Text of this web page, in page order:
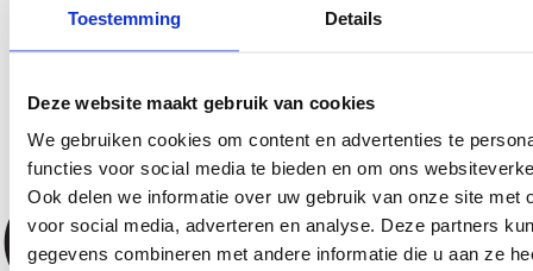
Toestemming Details
Deze website maakt gebruik van cookies
We gebruiken cookies om content en advertenties te
functies voor social media te bieden en om ons
Ook delen we informatie over uw gebruik van onze site met
voor social media, adverteren en analyse. Deze partners
gegevens combineren met andere informatie die u aan ze
Vraag vrijblijvend advies aan